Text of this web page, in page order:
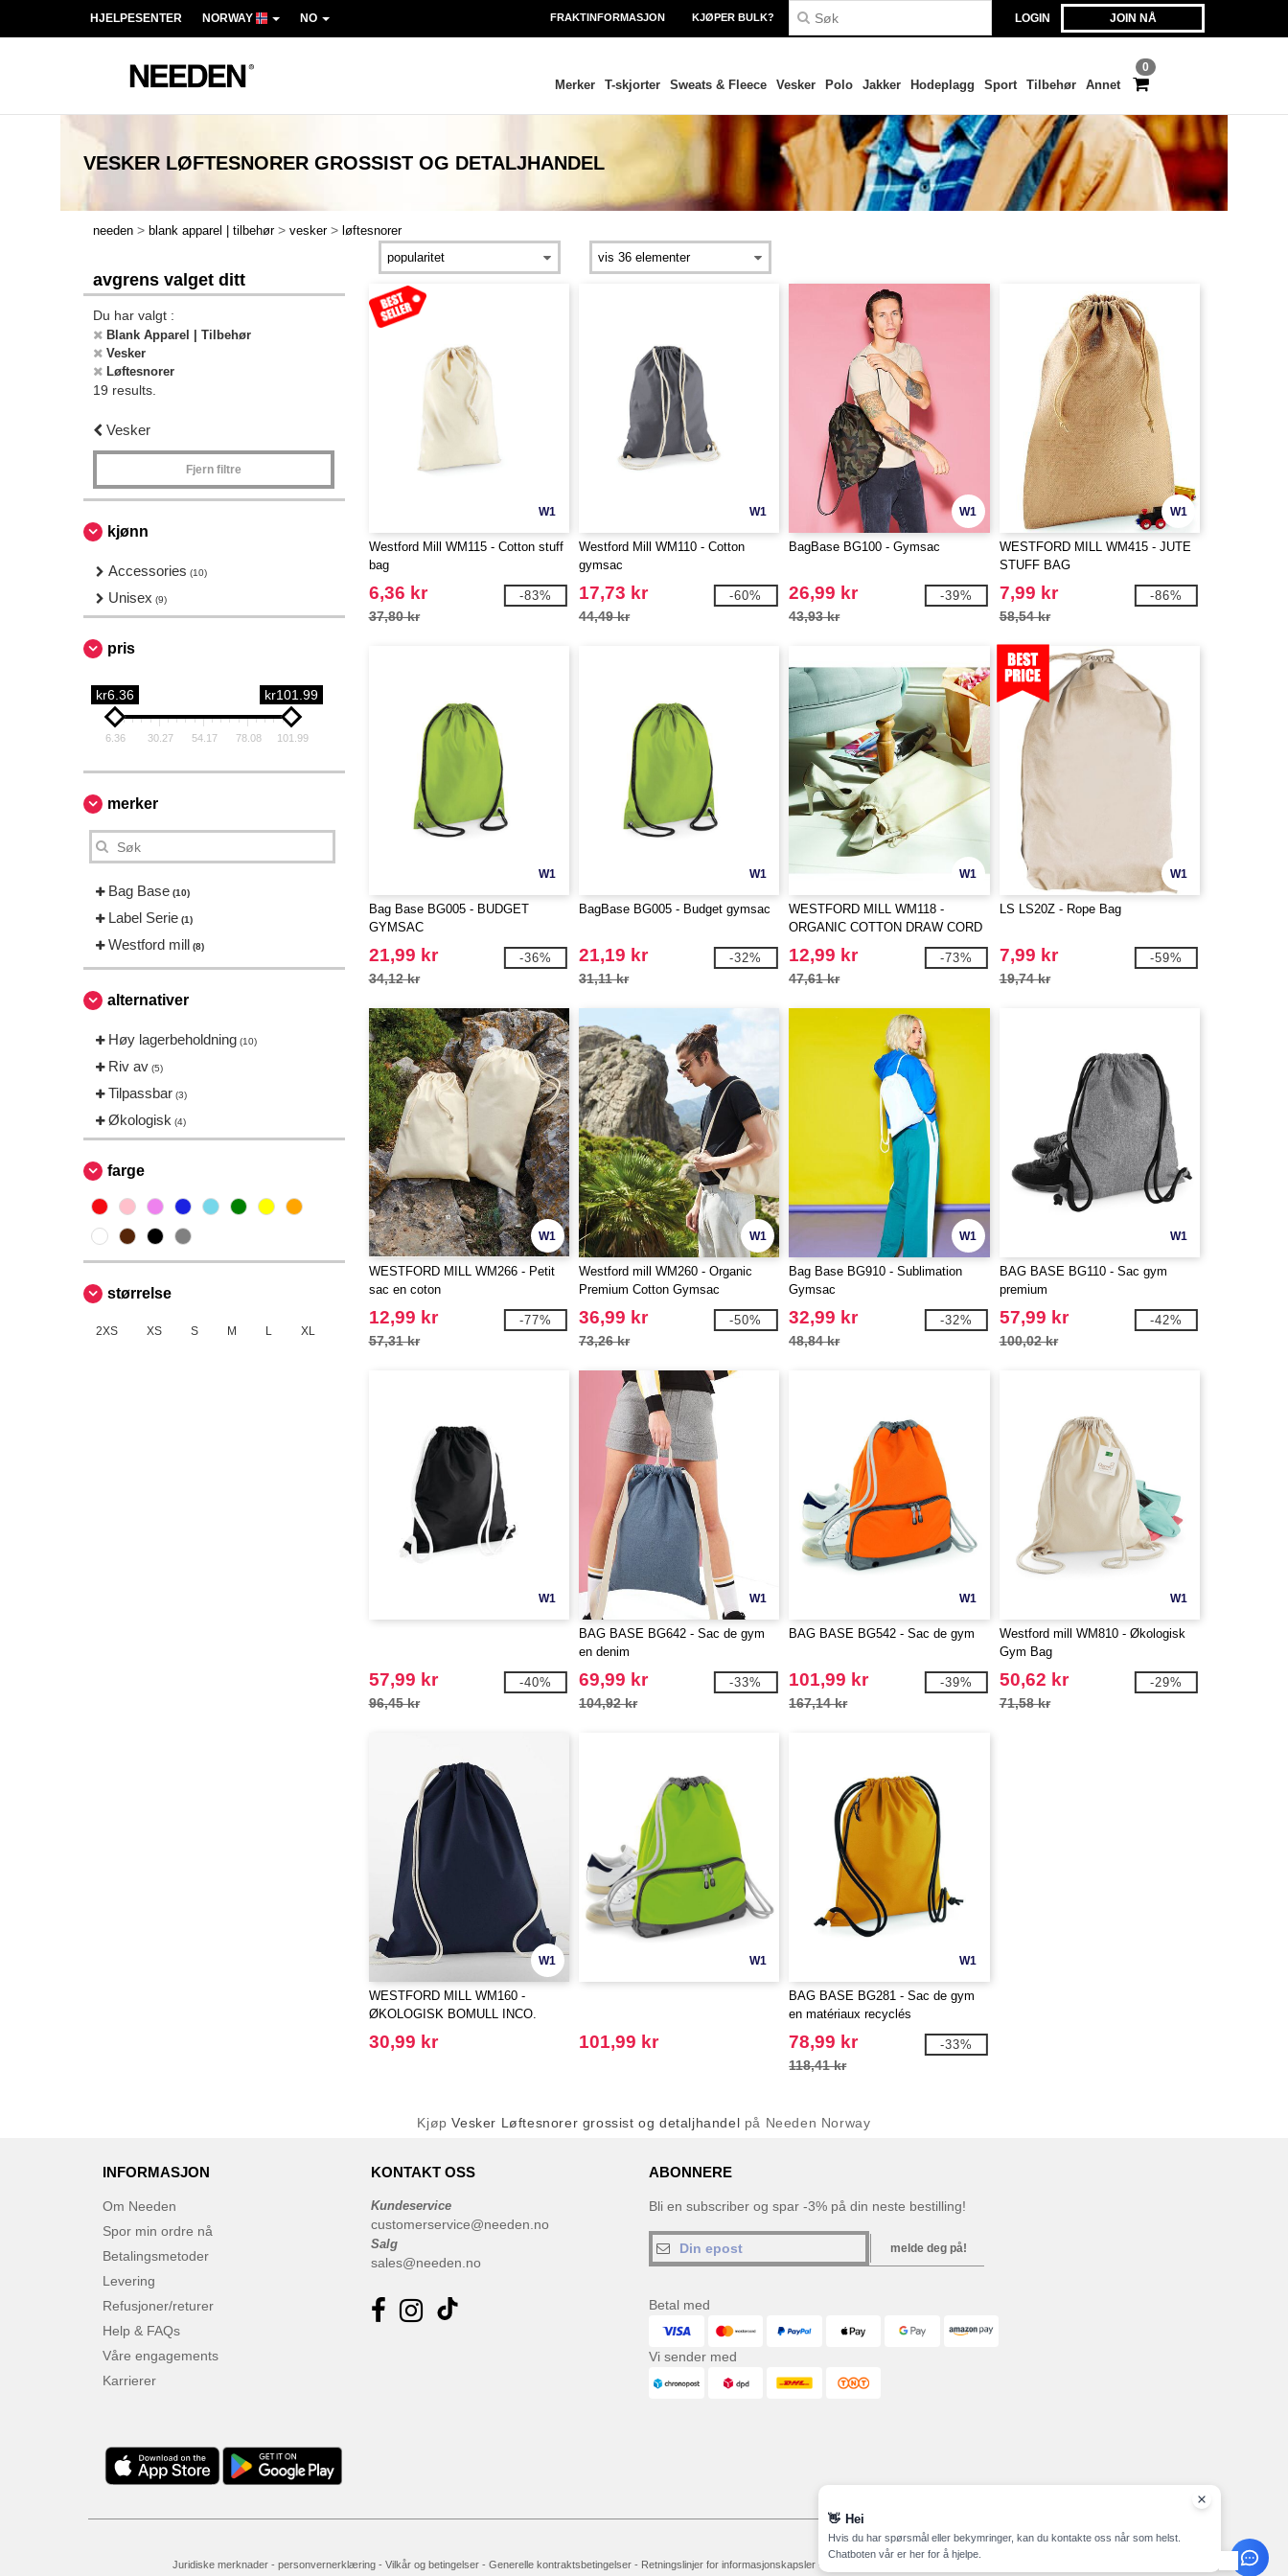
LOGIN JOIN NÅ
HJELPESENTER NORWAY NO FRAKTINFORMASJON KJØPER BULK?
0
Merker T-skjorter Sweats & Fleece Vesker Polo Jakker Hodeplagg Sport Tilbehør Annet
VESKER LØFTESNORER GROSSIST OG DETALJHANDEL
needen > blank apparel | tilbehør > vesker > løftesnorer
avgrens valget ditt
Du har valgt :
Blank Apparel | Tilbehør
Vesker
Løftesnorer
19 results.
Vesker
Fjern filtre
kjønn
Accessories (10)
Unisex (9)
pris
kr6.36 kr101.99
6.36 30.27 54.17 78.08 101.99
merker
Bag Base (10)
Label Serie (1)
Westford mill (8)
alternativer
Høy lagerbeholdning (10)
Riv av (5)
Tilpassbar (3)
Økologisk (4)
farge
størrelse
2XS XS S M L XL
W1
Westford Mill WM115 - Cotton stuff
bag
6,36 kr
37,80 kr
-83%
W1
Westford Mill WM110 - Cotton
gymsac
17,73 kr
44,49 kr
-60%
W1
BagBase BG100 - Gymsac
26,99 kr
43,93 kr
-39%
W1
WESTFORD MILL WM415 - JUTE
STUFF BAG
7,99 kr
58,54 kr
-86%
W1
Bag Base BG005 - BUDGET
GYMSAC
21,99 kr
34,12 kr
-36%
W1
BagBase BG005 - Budget gymsac
21,19 kr
31,11 kr
-32%
W1
WESTFORD MILL WM118 -
ORGANIC COTTON DRAW CORD
BAG
12,99 kr
47,61 kr
-73%
W1
LS LS20Z - Rope Bag
7,99 kr
19,74 kr
-59%
W1
WESTFORD MILL WM266 - Petit
sac en coton
12,99 kr
57,31 kr
-77%
W1
Westford mill WM260 - Organic
Premium Cotton Gymsac
36,99 kr
73,26 kr
-50%
W1
Bag Base BG910 - Sublimation
Gymsac
32,99 kr
48,84 kr
-32%
W1
BAG BASE BG110 - Sac gym
premium
57,99 kr
100,02 kr
-42%
W1
57,99 kr
96,45 kr
-40%
W1
BAG BASE BG642 - Sac de gym
en denim
69,99 kr
104,92 kr
-33%
W1
BAG BASE BG542 - Sac de gym
101,99 kr
167,14 kr
-39%
W1
Westford mill WM810 - Økologisk
Gym Bag
50,62 kr
71,58 kr
-29%
W1
WESTFORD MILL WM160 -
ØKOLOGISK BOMULL INCO.
GYMSAC
30,99 kr
W1
101,99 kr
W1
BAG BASE BG281 - Sac de gym
en matériaux recyclés
78,99 kr
118,41 kr
-33%
KjøpVesker Løftesnorer grossist og detaljhandel på Needen Norway
INFORMASJON
Om Needen
Spor min ordre nå
Betalingsmetoder
Levering
Refusjoner/returer
Help & FAQs
Våre engagements
Karrierer
KONTAKT OSS
Kundeservice
customerservice@needen.no
Salg
sales@needen.no
ABONNERE
Bli en subscriber og spar -3% på din neste bestilling!
melde deg på!
Betal med
Vi sender med
Juridiske merknader- personvernerklæring- Vilkår og betingelser- Generelle kontraktsbetingelser- Retningslinjer for informasjonskapsler-
👋 Hei
Hvis du har spørsmål eller bekymringer, kan du kontakte oss når som helst.
Chatboten vår er her for å hjelpe.